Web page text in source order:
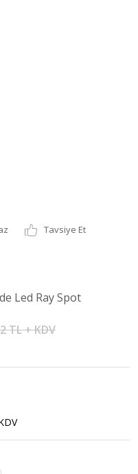
Tavsiye Et
Led Ray Spot
TL + KDV